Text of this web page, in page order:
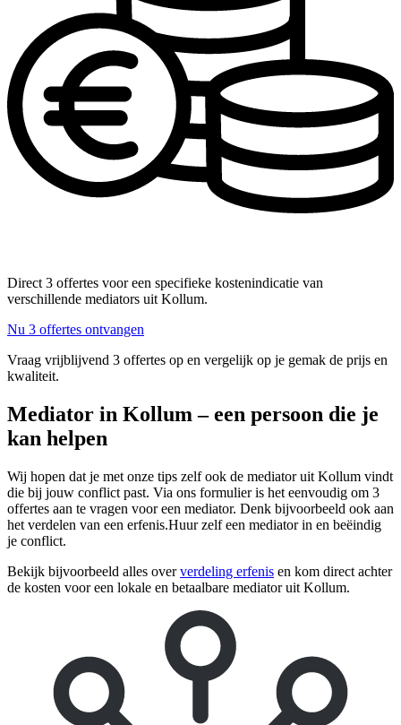
Direct 3 offertes voor een specifieke kostenindicatie van
verschillende mediators uit Kollum.
Nu 3 offertes ontvangen
Vraag vrijblijvend 3 offertes op en vergelijk op je gemak de prijs en
kwaliteit.
Mediator in Kollum – een persoon die je
kan helpen
Wij hopen dat je met onze tips zelf ook de mediator uit Kollum vindt
die bij jouw conflict past. Via ons formulier is het eenvoudig om 3
offertes aan te vragen voor een mediator. Denk bijvoorbeeld ook aan
het verdelen van een erfenis.Huur zelf een mediator in en beëindig
je conflict.
Bekijk bijvoorbeeld alles oververdeling erfenis en kom direct achter
de kosten voor een lokale en betaalbare mediator uit Kollum.